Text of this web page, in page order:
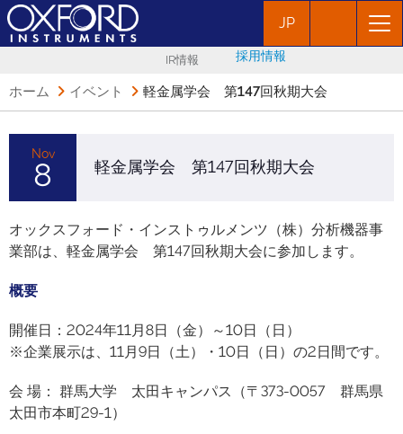
JP
IR情報 採用情報
ホーム イベント 軽金属学会 第147回秋期大会
Nov
8 軽金属学会 第147回秋期大会
オックスフォード・インストゥルメンツ（株）分析機器事
業部は、軽金属学会 第147回秋期大会に参加します。
概要
開催日：2024年11月8日（金）～10日（日）
※企業展示は、11月9日（土）・10日（日）の2日間です。
会 場： 群馬大学 太田キャンパス（〒373-0057 群馬県
太田市本町29-1）